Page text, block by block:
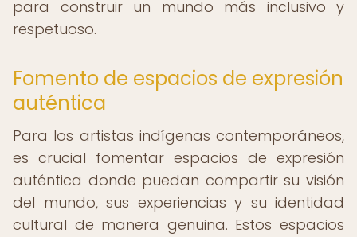
para construir un mundo más inclusivo y
respetuoso.
Fomento de espacios de expresión
auténtica
Para los artistas indígenas contemporáneos,
es crucial fomentar espacios de expresión
auténtica donde puedan compartir su visión
del mundo, sus experiencias y su identidad
cultural de manera genuina. Estos espacios